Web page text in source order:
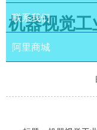
联系我们
阿里商城
机器视觉